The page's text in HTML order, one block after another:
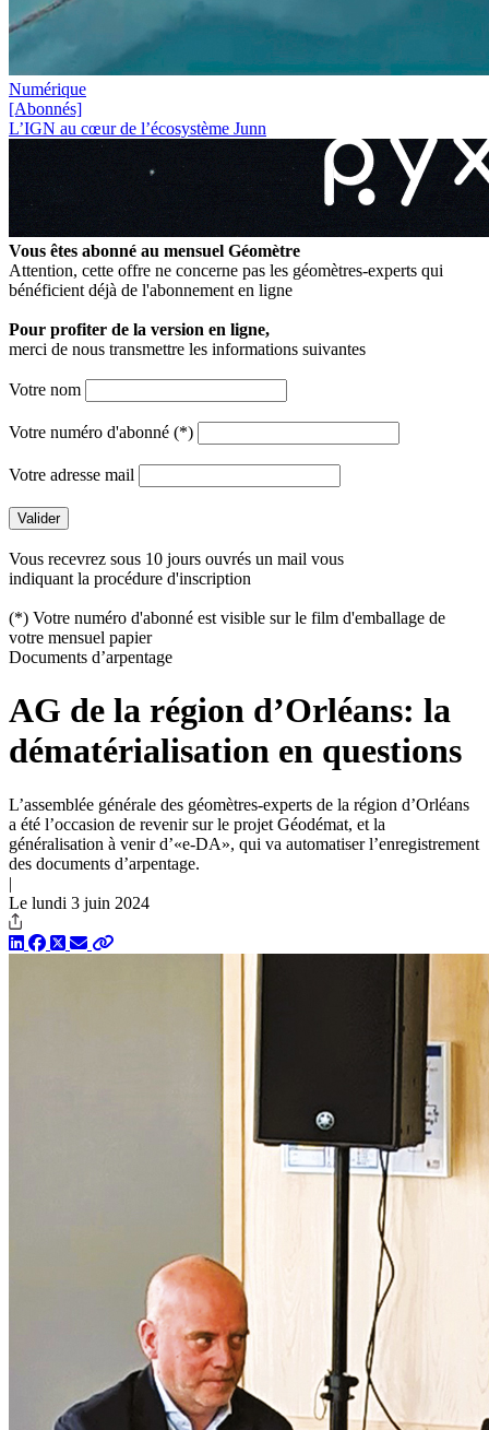
Numérique
[Abonnés]
L’IGN au cœur de l’écosystème Junn
Vous êtes abonné au mensuel Géomètre
Attention, cette offre ne concerne pas les géomètres-experts qui
bénéficient déjà de l'abonnement en ligne
Pour profiter de la version en ligne,
merci de nous transmettre les informations suivantes
Votre nom
Votre numéro d'abonné (*)
Votre adresse mail
Vous recevrez sous 10 jours ouvrés un mail vous
indiquant la procédure d'inscription
(*) Votre numéro d'abonné est visible sur le film d'emballage de
votre mensuel papier
Documents d’arpentage
AG de la région d’Orléans: la
dématérialisation en questions
L’assemblée générale des géomètres-experts de la région d’Orléans
a été l’occasion de revenir sur le projet Géodémat, et la
généralisation à venir d’«e-DA», qui va automatiser l’enregistrement
des documents d’arpentage.
|
Le lundi 3 juin 2024